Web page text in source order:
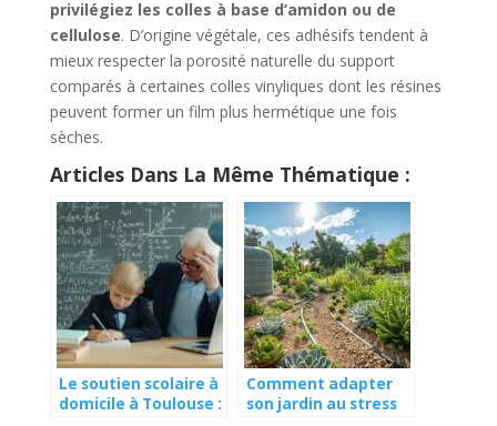
privilégiez les colles à base d’amidon ou de
cellulose. D’origine végétale, ces adhésifs tendent à
mieux respecter la porosité naturelle du support
comparés à certaines colles vinyliques dont les résines
peuvent former un film plus hermétique une fois
sèches.
Articles Dans La Même Thématique :
Le soutien scolaire à
domicile à Toulouse :
Comment adapter
son jardin au stress